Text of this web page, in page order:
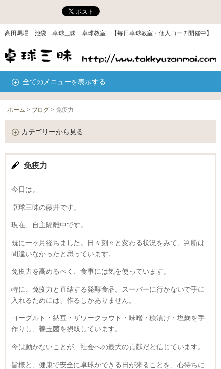
高田馬場 池袋 卓球三昧 卓球教室 【毎日卓球教室・個人コーチ開催中】
全てのメニューを表示する
ホーム > ブログ > 免疫力
カテゴリーから見る
免疫力
今日は。
卓球三昧の藤井です。
現在、自主隔離中です。
既に一ヶ月経ちました。日々刻々と変わる状況をみて、判断は
間違いなかったと思っています。
免疫力を高めるべく、食事には気を使っています。
特に、免疫力と直結する発酵食品。スーパーに行かないで手に
入れるためには、作るしかありません。
ヨーグルト・納豆・ザワークラウト・味噌・糠漬け・塩麹を手
作りし、善玉菌を摂取しています。
今は動かないことが、社会への最大の貢献だと信じています。
皆様と、健康で安全に卓球ができる日が来ることを、心待ちに